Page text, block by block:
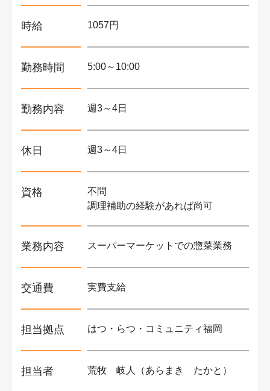
時給 1057円
勤務時間 5:00～10:00
勤務内容 週3～4日
休日 週3～4日
資格
不問
調理補助の経験があれば尚可
業務内容 スーパーマーケットでの惣菜業務
交通費 実費支給
担当拠点 はつ・らつ・コミュニティ福岡
担当者 荒牧 岐人（あらまき たかと）